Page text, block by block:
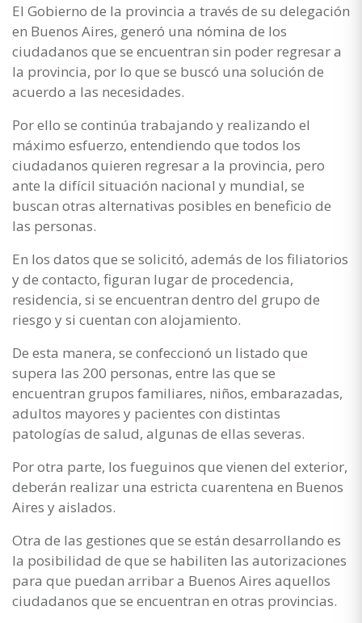
El Gobierno de la provincia a través de su delegación
en Buenos Aires, generó una nómina de los
ciudadanos que se encuentran sin poder regresar a
la provincia, por lo que se buscó una solución de
acuerdo a las necesidades.
Por ello se continúa trabajando y realizando el
máximo esfuerzo, entendiendo que todos los
ciudadanos quieren regresar a la provincia, pero
ante la difícil situación nacional y mundial, se
buscan otras alternativas posibles en beneficio de
las personas.
En los datos que se solicitó, además de los filiatorios
y de contacto, figuran lugar de procedencia,
residencia, si se encuentran dentro del grupo de
riesgo y si cuentan con alojamiento.
De esta manera, se confeccionó un listado que
supera las 200 personas, entre las que se
encuentran grupos familiares, niños, embarazadas,
adultos mayores y pacientes con distintas
patologías de salud, algunas de ellas severas.
Por otra parte, los fueguinos que vienen del exterior,
deberán realizar una estricta cuarentena en Buenos
Aires y aislados.
Otra de las gestiones que se están desarrollando es
la posibilidad de que se habiliten las autorizaciones
para que puedan arribar a Buenos Aires aquellos
ciudadanos que se encuentran en otras provincias.